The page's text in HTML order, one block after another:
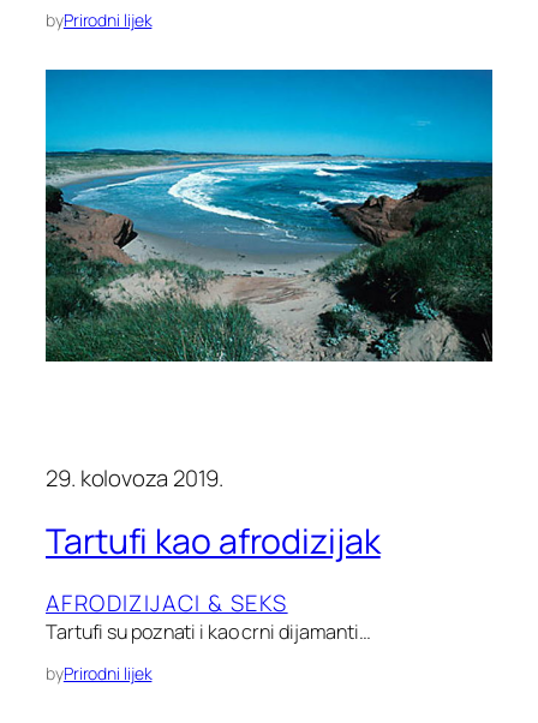
byPrirodni lijek
29. kolovoza 2019.
Tartufi kao afrodizijak
AFRODIZIJACI & SEKS
Tartufi su poznati i kao crni dijamanti…
byPrirodni lijek